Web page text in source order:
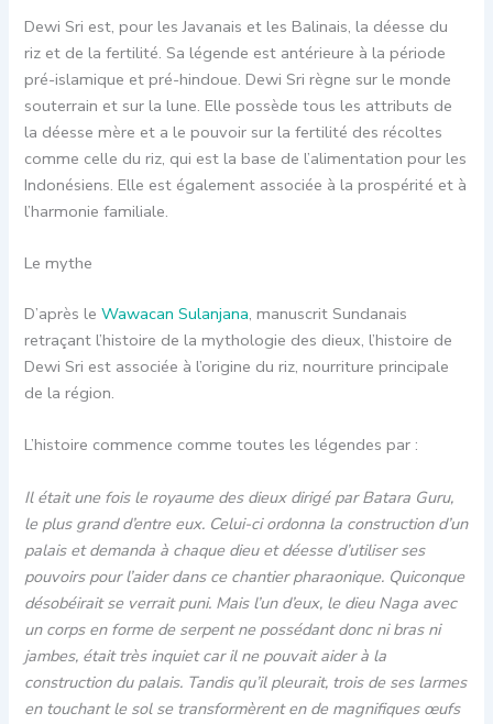
Dewi Sri est, pour les Javanais et les Balinais, la déesse du
riz et de la fertilité. Sa légende est antérieure à la période
pré-islamique et pré-hindoue. Dewi Sri règne sur le monde
souterrain et sur la lune. Elle possède tous les attributs de
la déesse mère et a le pouvoir sur la fertilité des récoltes
comme celle du riz, qui est la base de l’alimentation pour les
Indonésiens. Elle est également associée à la prospérité et à
l’harmonie familiale.
Le mythe
D’après leWawacan Sulanjana, manuscrit Sundanais
retraçant l’histoire de la mythologie des dieux, l’histoire de
Dewi Sri est associée à l’origine du riz, nourriture principale
de la région.
L’histoire commence comme toutes les légendes par :
Il était une fois le royaume des dieux dirigé par Batara Guru,
le plus grand d’entre eux. Celui-ci ordonna la construction d’un
palais et demanda à chaque dieu et déesse d’utiliser ses
pouvoirs pour l’aider dans ce chantier pharaonique. Quiconque
désobéirait se verrait puni. Mais l’un d’eux, le dieu Naga avec
un corps en forme de serpent ne possédant donc ni bras ni
jambes, était très inquiet car il ne pouvait aider à la
construction du palais. Tandis qu’il pleurait, trois de ses larmes
en touchant le sol se transformèrent en de magnifiques œufs